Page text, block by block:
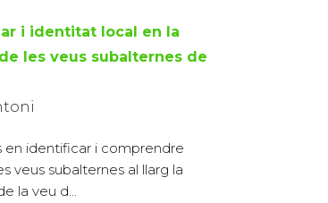
i identitat local en la
les veus subalternes de
en identificar i comprendre
veus subalternes al llarg la
la veu d...